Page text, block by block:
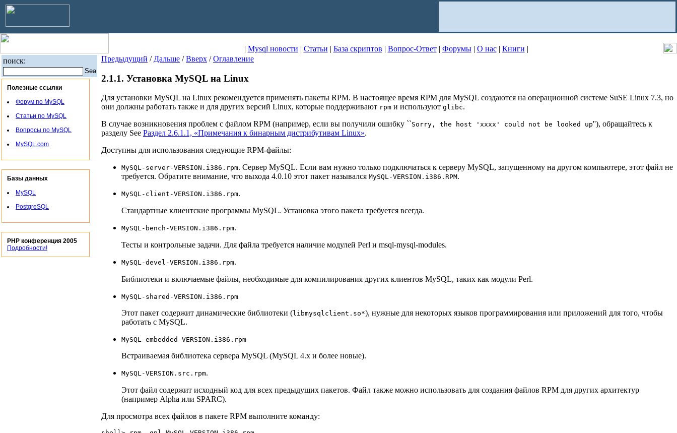
| Mysql новости | Статьи | База скриптов | Вопрос-Ответ| Форумы| О нас| Книги |
поиск:
Полезные ссылки
Форум по MySQL
Статьи по MySQL
Вопросы по MySQL
MySQL.com
Базы данных
MySQL
PostgreSQL
PHP конференция 2005
Подробности!
Предыдущий / Дальше /Вверх /Оглавление
2.1.1. Установка MySQL на Linux
Для установки MySQL на Linux рекомендуется применять пакеты RPM. В настоящее время RPM для MySQL создаются на операционной системе SuSE Linux 7.3, но
они должны работать также и для других версий Linux, которые поддерживают rpm и используют glibc.
В случае возникновения проблем с файлом RPM (например, если вы получили ошибку ``Sorry, the host 'xxxx' could not be looked up''), обращайтесь к
разделу See Раздел 2.6.1.1, «Примечания к бинарным дистрибутивам Linux».
Доступны для использования следующие RPM-файлы:
MySQL-server-VERSION.i386.rpm. Сервер MySQL. Если вам нужно только подключаться к серверу MySQL, запущенному на другом компьютере, этот файл не
требуется. Обратите внимание, что выхода 4.0.10 этот пакет назывался MySQL-VERSION.i386.RPM.
MySQL-client-VERSION.i386.rpm.
Стандартные клиентские программы MySQL. Установка этого пакета требуется всегда.
MySQL-bench-VERSION.i386.rpm.
Тесты и контрольные задачи. Для файла требуется наличие модулей Perl и msql-mysql-modules.
MySQL-devel-VERSION.i386.rpm.
Библиотеки и включаемые файлы, необходимые для компилирования других клиентов MySQL, таких как модули Perl.
MySQL-shared-VERSION.i386.rpm
Этот пакет содержит динамические библиотеки (libmysqlclient.so*), нужные для некоторых языков программирования или приложений для того, чтобы
работать с MySQL.
MySQL-embedded-VERSION.i386.rpm
Встраиваемая библиотека сервера MySQL (MySQL 4.x и более новые).
MySQL-VERSION.src.rpm.
Этот файл содержит исходный код для всех предыдущих пакетов. Файл также можно использовать для создания файлов RPM для других архитектур
(например Alpha или SPARC).
Для просмотра всех файлов в пакете RPM выполните команду: